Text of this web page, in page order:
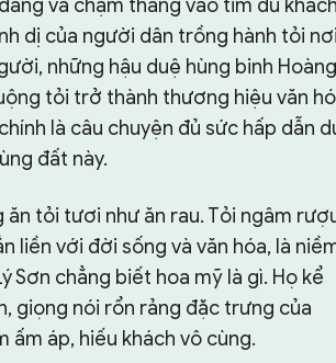
và chạm thẳng vào tim du
dị của người dân trồng hành tỏi nơi
những hậu duệ hùng binh Hoàng
tỏi trở thành thương hiệu văn
là câu chuyện đủ sức hấp dẫn
đất này.
tỏi tươi như ăn rau. Tỏi ngâm
liền với đời sống và văn hóa, là
Sơn chẳng biết hoa mỹ là gì. Họ kể
giọng nói rổn rảng đặc trưng của
áp, hiếu khách vô cùng.